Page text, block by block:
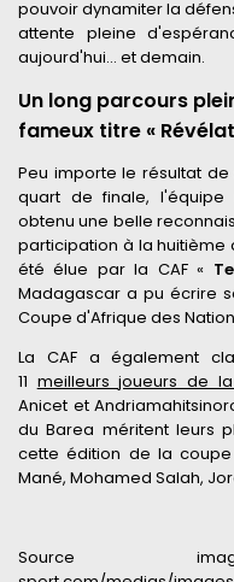
pouvoir dynamiter la
attente pleine
aujourd'hui… et demain.
Un long parcours
fameux titre «
Peu importe le résultat
quart de finale,
obtenu une belle
participation à la huitième
été élue par la CAF «
Madagascar a pu écrire
Coupe d'Afrique des
La CAF a également
11 meilleurs joueurs de la
Anicet et
du Barea méritent leurs
cette édition de la
Mané, Mohamed Salah,
Source